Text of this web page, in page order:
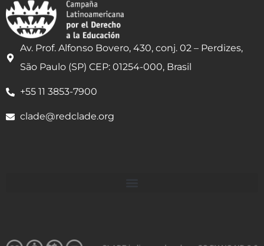
Av. Prof. Alfonso Bovero, 430, conj. 02 – Perdizes,
São Paulo (SP) CEP: 01254-000, Brasil
+55 11 3853-7900
clade@redclade.org